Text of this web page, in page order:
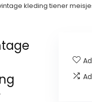
kleding tiener